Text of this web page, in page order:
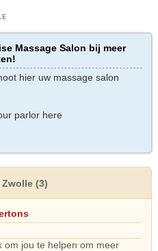
Massage Salon bij meer
hier uw massage salon
parlor here
(3)
om jou te helpen om meer